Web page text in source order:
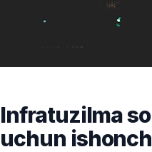
Infratuzilma
uchun